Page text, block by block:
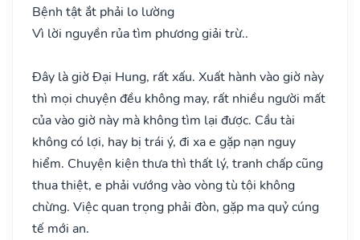
Bệnh tật ắt phải lo lường
Vì lời nguyền rủa tìm phương giải trừ..
Đây là giờ Đại Hung, rất xấu. Xuất hành vào giờ này
thì mọi chuyện đều không may, rất nhiều người mất
của vào giờ này mà không tìm lại được. Cầu tài
không có lợi, hay bị trái ý, đi xa e gặp nạn nguy
hiểm. Chuyện kiện thưa thì thất lý, tranh chấp cũng
thua thiệt, e phải vướng vào vòng tù tội không
chừng. Việc quan trọng phải đòn, gặp ma quỷ cúng
tế mới an.